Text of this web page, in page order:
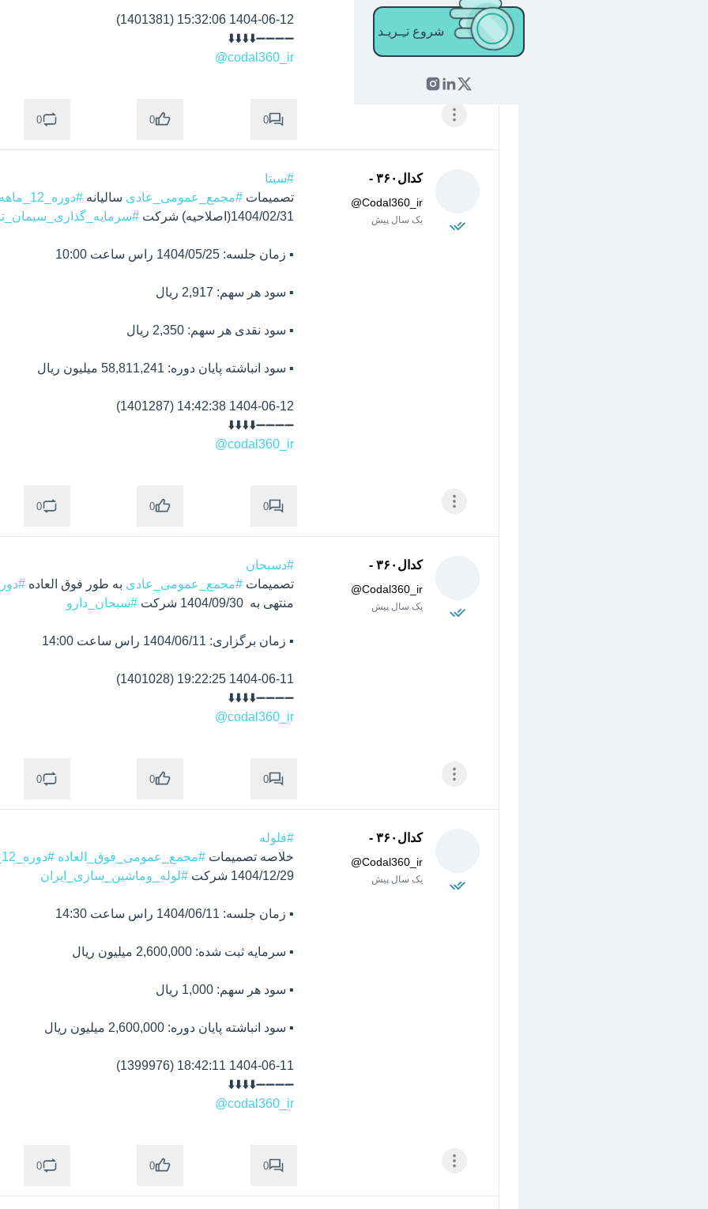
شروع تـِـریـد
➖➖➖➖⬇️⬇️⬇️⬇️
@codal360_ir
0
0
0
کدال۳۶۰ -
@Codal360_ir
یک سال پیش
#سیتا
تصمیمات #مجمع_عمومی_عادی سالیانه #دوره_12_ماهه
1404/02/31(اصلاحیه) شرکت
➖➖➖➖⬇️⬇️⬇️⬇️
@codal360_ir
0
0
0
کدال۳۶۰ -
@Codal360_ir
یک سال پیش
#دسبحان
تصمیمات #مجمع_عمومی_عادی به طور فوق العاده
منتهی به  1404/09/30 شرکت
#سبحان_دارو
➖➖➖➖⬇️⬇️⬇️⬇️
@codal360_ir
0
0
0
کدال۳۶۰ -
@Codal360_ir
یک سال پیش
#فلوله
خلاصه تصمیمات #مجمع_عمومی_فوق_العاده #دوره_12_ماهه
1404/12/29 شرکت
#لوله_وماشین_سازی_ایران
➖➖➖➖⬇️⬇️⬇️⬇️
@codal360_ir
0
0
0